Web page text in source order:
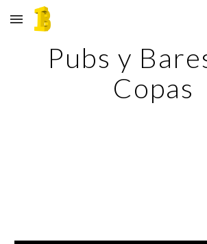
Skip to main content
Pubs y
Copas